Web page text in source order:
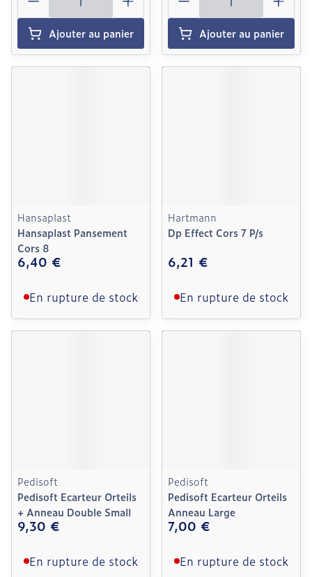
Ajouter au panier Ajouter au panier
Hansaplast
Hansaplast Pansement
Cors 8
6,40 €
En rupture de stock
Hartmann
Dp Effect Cors 7 P/s
6,21 €
En rupture de stock
Pedisoft
Pedisoft Ecarteur Orteils
+ Anneau Double Small
9,30 €
En rupture de stock
Pedisoft
Pedisoft Ecarteur Orteils
Anneau Large
7,00 €
En rupture de stock